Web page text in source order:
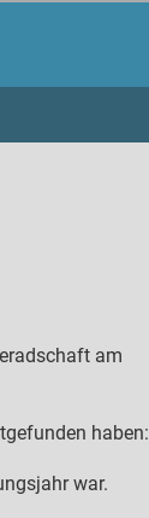
am
haben:
war.